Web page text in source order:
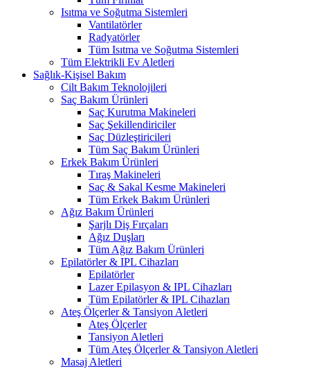
Isıtma ve Soğutma Sistemleri
Vantilatörler
Radyatörler
Tüm Isıtma ve Soğutma Sistemleri
Tüm Elektrikli Ev Aletleri
Sağlık-Kişisel Bakım
Cilt Bakım Teknolojileri
Saç Bakım Ürünleri
Saç Kurutma Makineleri
Saç Şekillendiriciler
Saç Düzleştiricileri
Tüm Saç Bakım Ürünleri
Erkek Bakım Ürünleri
Tıraş Makineleri
Saç & Sakal Kesme Makineleri
Tüm Erkek Bakım Ürünleri
Ağız Bakım Ürünleri
Şarjlı Diş Fırçaları
Ağız Duşları
Tüm Ağız Bakım Ürünleri
Epilatörler & IPL Cihazları
Epilatörler
Lazer Epilasyon & IPL Cihazları
Tüm Epilatörler & IPL Cihazları
Ateş Ölçerler & Tansiyon Aletleri
Ateş Ölçerler
Tansiyon Aletleri
Tüm Ateş Ölçerler & Tansiyon Aletleri
Masaj Aletleri